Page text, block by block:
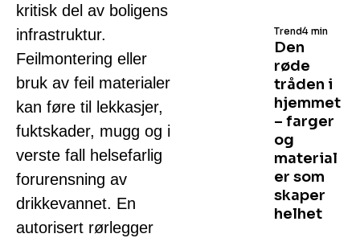
kritisk del av boligens
infrastruktur.
Feilmontering eller
bruk av feil materialer
kan føre til lekkasjer,
fuktskader, mugg og i
verste fall helsefarlig
forurensning av
drikkevannet. En
autorisert rørlegger
Den
røde
tråden i
hjemmet
– farger
og
material
er som
skaper
helhet
Trend4 min